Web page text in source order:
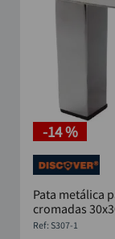
-14 %
Pata metálica
cromadas
DISCOVER
: S307-1